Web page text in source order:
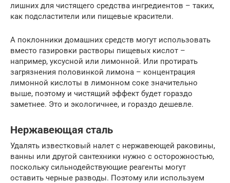
лишних для чистящего средства ингредиентов – таких,
как подсластители или пищевые красители.
А поклонники домашних средств могут использовать
вместо газировки растворы пищевых кислот –
например, уксусной или лимонной. Или протирать
загрязнения половинкой лимона – концентрация
лимонной кислоты в лимонном соке значительно
выше, поэтому и чистящий эффект будет гораздо
заметнее. Это и экологичнее, и гораздо дешевле.
Нержавеющая сталь
Удалять известковый налет с нержавеющей раковины,
ванны или другой сантехники нужно с осторожностью,
поскольку сильнодействующие реагенты могут
оставить черные разводы. Поэтому или используем